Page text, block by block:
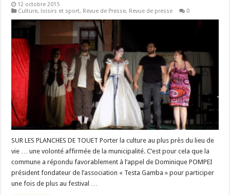
12 octobre 2015
Culture, loisirs et sport, Revue de Presse, Revue de presse 0
SUR LES PLANCHES DE TOUET Porter la culture au plus près du lieu de
vie … une volonté affirmée de la municipalité. C’est pour cela que la
commune a répondu favorablement à l’appel de Dominique POMPEI
président fondateur de l’association « Testa Gamba » pour participer
une fois de plus au festival …